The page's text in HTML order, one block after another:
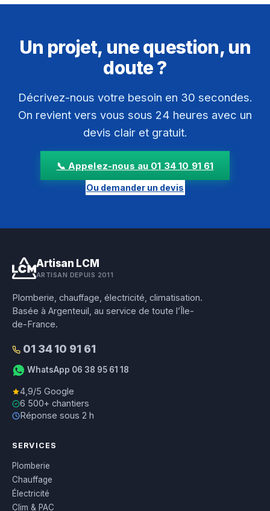
Un projet, une question, un
doute ?
Décrivez-nous votre besoin en 30 secondes.
On revient vers vous sous 24 heures avec un
devis clair et gratuit.
📞 Appelez-nous au 01 34 10 91 61
Ou demander un devis
Artisan LCM
ARTISAN DEPUIS 2011
Plomberie, chauffage, électricité, climatisation.
Basée à Argenteuil, au service de toute l’Île-
de-France.
01 34 10 91 61
WhatsApp 06 38 95 61 18
4,9/5 Google
6 500+ chantiers
Réponse sous 2 h
SERVICES
Plomberie
Chauffage
Électricité
Clim & PAC